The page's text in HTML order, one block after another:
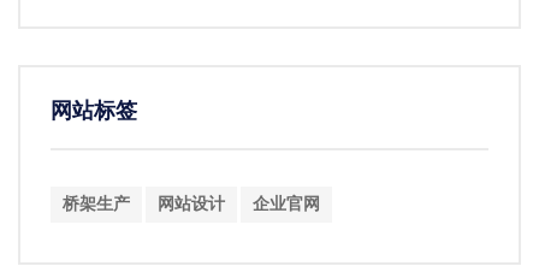
网站标签
桥架生产 网站设计 企业官网